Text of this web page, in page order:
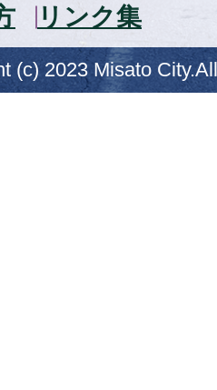
リンク集
(c) 2023 Misato